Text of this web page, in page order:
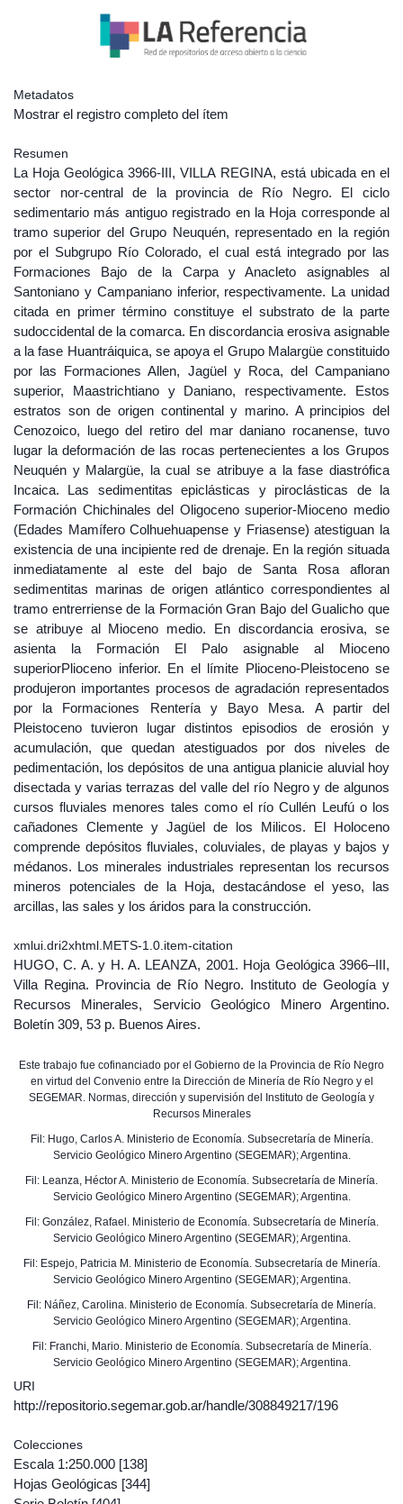
Metadatos
Mostrar el registro completo del ítem
Resumen
La Hoja Geológica 3966-III, VILLA REGINA, está ubicada en el
sector nor-central de la provincia de Río Negro. El ciclo
sedimentario más antiguo registrado en la Hoja corresponde al
tramo superior del Grupo Neuquén, representado en la región
por el Subgrupo Río Colorado, el cual está integrado por las
Formaciones Bajo de la Carpa y Anacleto asignables al
Santoniano y Campaniano inferior, respectivamente. La unidad
citada en primer término constituye el substrato de la parte
sudoccidental de la comarca. En discordancia erosiva asignable
a la fase Huantráiquica, se apoya el Grupo Malargüe constituido
por las Formaciones Allen, Jagüel y Roca, del Campaniano
superior, Maastrichtiano y Daniano, respectivamente. Estos
estratos son de origen continental y marino. A principios del
Cenozoico, luego del retiro del mar daniano rocanense, tuvo
lugar la deformación de las rocas pertenecientes a los Grupos
Neuquén y Malargüe, la cual se atribuye a la fase diastrófica
Incaica. Las sedimentitas epiclásticas y piroclásticas de la
Formación Chichinales del Oligoceno superior-Mioceno medio
(Edades Mamífero Colhuehuapense y Friasense) atestiguan la
existencia de una incipiente red de drenaje. En la región situada
inmediatamente al este del bajo de Santa Rosa afloran
sedimentitas marinas de origen atlántico correspondientes al
tramo entrerriense de la Formación Gran Bajo del Gualicho que
se atribuye al Mioceno medio. En discordancia erosiva, se
asienta la Formación El Palo asignable al Mioceno
superiorPlioceno inferior. En el límite Plioceno-Pleistoceno se
produjeron importantes procesos de agradación representados
por la Formaciones Rentería y Bayo Mesa. A partir del
Pleistoceno tuvieron lugar distintos episodios de erosión y
acumulación, que quedan atestiguados por dos niveles de
pedimentación, los depósitos de una antigua planicie aluvial hoy
disectada y varias terrazas del valle del río Negro y de algunos
cursos fluviales menores tales como el río Cullén Leufú o los
cañadones Clemente y Jagüel de los Milicos. El Holoceno
comprende depósitos fluviales, coluviales, de playas y bajos y
médanos. Los minerales industriales representan los recursos
mineros potenciales de la Hoja, destacándose el yeso, las
arcillas, las sales y los áridos para la construcción.
xmlui.dri2xhtml.METS-1.0.item-citation
HUGO, C. A. y H. A. LEANZA, 2001. Hoja Geológica 3966–III,
Villa Regina. Provincia de Río Negro. Instituto de Geología y
Recursos Minerales, Servicio Geológico Minero Argentino.
Boletín 309, 53 p. Buenos Aires.
Este trabajo fue cofinanciado por el Gobierno de la Provincia de Río Negro
en virtud del Convenio entre la Dirección de Minería de Río Negro y el
SEGEMAR. Normas, dirección y supervisión del Instituto de Geología y
Recursos Minerales
Fil: Hugo, Carlos A. Ministerio de Economía. Subsecretaría de Minería.
Servicio Geológico Minero Argentino (SEGEMAR); Argentina.
Fil: Leanza, Héctor A. Ministerio de Economía. Subsecretaría de Minería.
Servicio Geológico Minero Argentino (SEGEMAR); Argentina.
Fil: González, Rafael. Ministerio de Economía. Subsecretaría de Minería.
Servicio Geológico Minero Argentino (SEGEMAR); Argentina.
Fil: Espejo, Patricia M. Ministerio de Economía. Subsecretaría de Minería.
Servicio Geológico Minero Argentino (SEGEMAR); Argentina.
Fil: Náñez, Carolina. Ministerio de Economía. Subsecretaría de Minería.
Servicio Geológico Minero Argentino (SEGEMAR); Argentina.
Fil: Franchi, Mario. Ministerio de Economía. Subsecretaría de Minería.
Servicio Geológico Minero Argentino (SEGEMAR); Argentina.
URI
http://repositorio.segemar.gob.ar/handle/308849217/196
Colecciones
Escala 1:250.000 [138]
Hojas Geológicas [344]